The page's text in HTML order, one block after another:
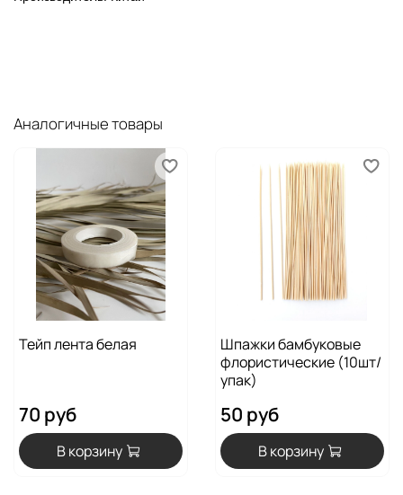
Аналогичные товары
Тейп лента белая
70 руб
В корзину
Шпажки бамбуковые
флористические (10шт/
упак)
50 руб
В корзину